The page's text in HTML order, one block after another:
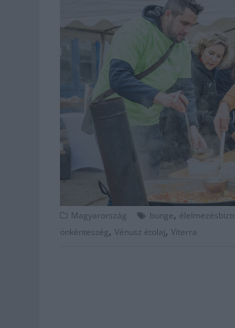
Magyarország bunge,
önkéntesség, Vénusz étolaj, Viterra